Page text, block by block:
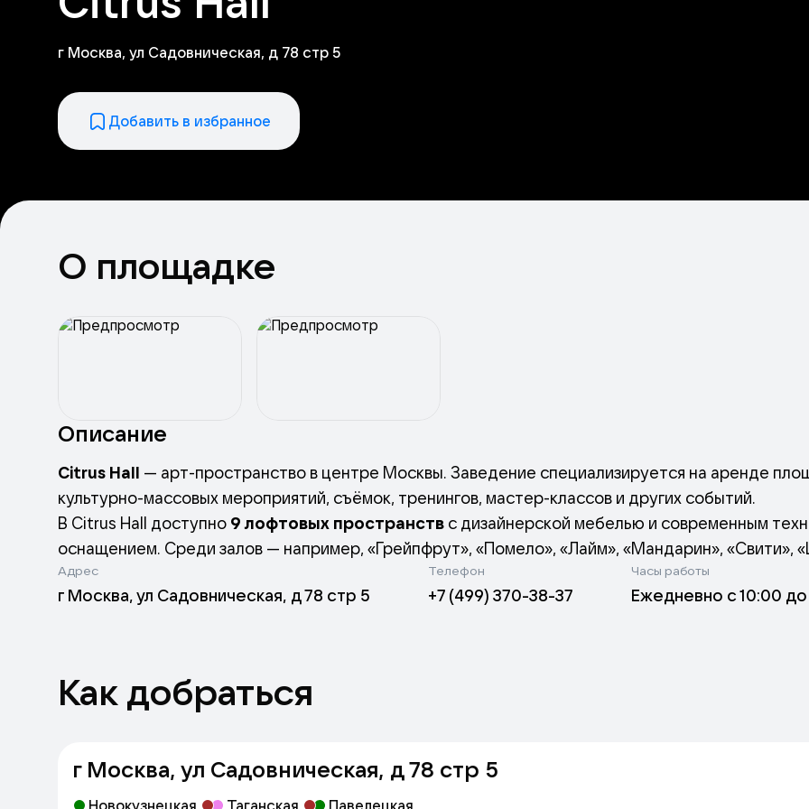
г Москва, ул Садовническая, д 78 стр 5
Добавить в избранное
О площадке
Описание
Citrus Hall — арт-пространство в центре Москвы. Заведение специализируется на аренде
культурно-массовых мероприятий, съёмок, тренингов, мастер-классов и других событий.
В Citrus Hall доступно 9 лофтовых пространств с дизайнерской мебелью и современным
оснащением. Среди залов — например, «Грейпфрут», «Помело», «Лайм», «Мандарин», «Свити»,
«Библиотека».
Адрес
г Москва, ул Садовническая, д 78 стр 5
Телефон
+7 (499) 370-38-37
Часы работы
Ежедневно с 10:00
Как добраться
г Москва, ул Садовническая, д 78 стр 5
Новокузнецкая Таганская Павелецкая